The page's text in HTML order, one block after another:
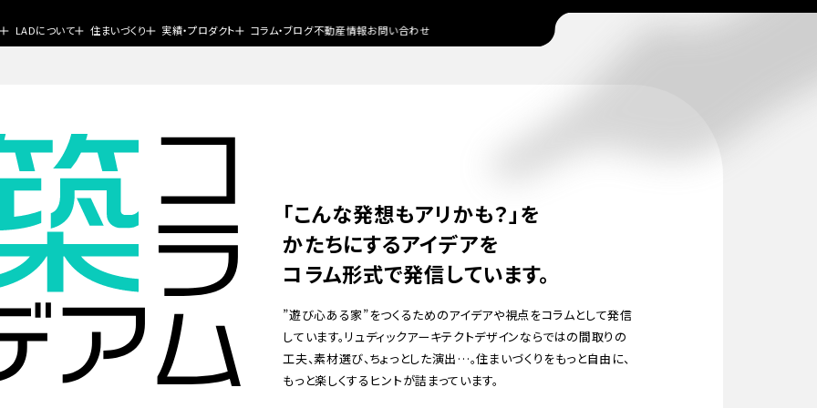
LADについて 住まいづくり 実績・プロダクト コラム・ブログ不動産情報お問い合わせ
「こんな発想もアリかも？」を
かたちにするアイデアを
コラム形式で発信しています。
”遊び心ある家”をつくるためのアイデアや視点をコラムとして発信
しています。リュディックアーキテクトデザインならではの間取りの
工夫、素材選び、ちょっとした演出…。住まいづくりをもっと自由に、
もっと楽しくするヒントが詰まっています。